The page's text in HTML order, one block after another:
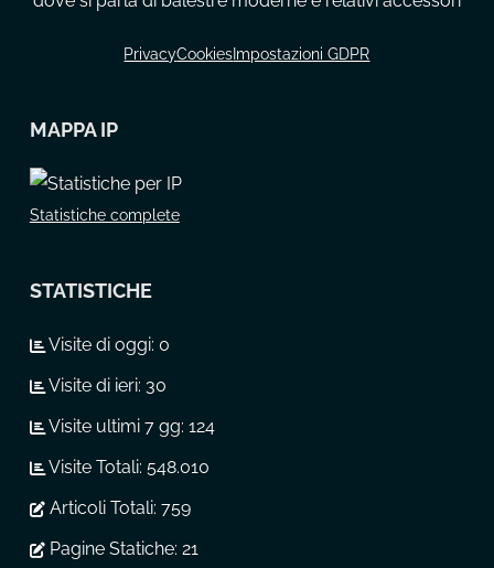
PrivacyCookies Impostazioni GDPR
MAPPA IP
Statistiche complete
STATISTICHE
Visite di oggi: 0
Visite di ieri: 30
Visite ultimi 7 gg: 124
Visite Totali: 548.010
Articoli Totali: 759
Pagine Statiche: 21